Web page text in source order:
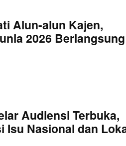
Alun-alun Kajen,
2026 Berlangsung
Audiensi Terbuka,
Isu Nasional dan